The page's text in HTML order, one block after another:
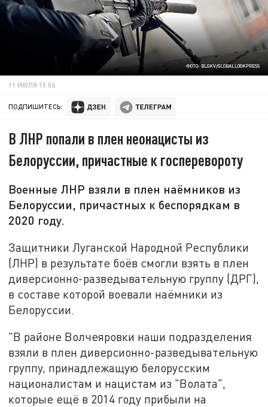
ФОТО: BLGKV/GLOBALLOOKPRESS
11 ИЮЛЯ 15:06
ПОДПИШИТЕСЬ:
В ЛНР попали в плен неонацисты из
Белоруссии, причастные к госперевороту
Военные ЛНР взяли в плен наёмников из
Белоруссии, причастных к беспорядкам в
2020 году.
Защитники Луганской Народной Республики
(ЛНР) в результате боёв смогли взять в плен
диверсионно-разведывательную группу (ДРГ),
в составе которой воевали наёмники из
Белоруссии.
"В районе Волчеяровки наши подразделения
взяли в плен диверсионно-разведывательную
группу, принадлежащую белорусским
националистам и нацистам из "Волата",
которые ещё в 2014 году прибыли на